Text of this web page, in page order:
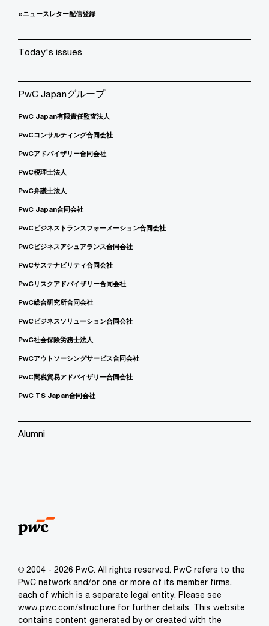
eニュースレター配信登録
Today's issues
PwC Japanグループ
PwC Japan有限責任監査法人
PwCコンサルティング合同会社
PwCアドバイザリー合同会社
PwC税理士法人
PwC弁護士法人
PwC Japan合同会社
PwCビジネストランスフォーメーション合同会社
PwCビジネスアシュアランス合同会社
PwCサステナビリティ合同会社
PwCリスクアドバイザリー合同会社
PwC総合研究所合同会社
PwCビジネスソリューション合同会社
PwC社会保険労務士法人
PwCアウトソーシングサービス合同会社
PwC関税貿易アドバイザリー合同会社
PwC TS Japan合同会社
Alumni
© 2004 - 2026 PwC. All rights reserved. PwC refers to the
PwC network and/or one or more of its member firms,
each of which is a separate legal entity. Please see
www.pwc.com/structure for further details. This website
contains content generated by or created with the